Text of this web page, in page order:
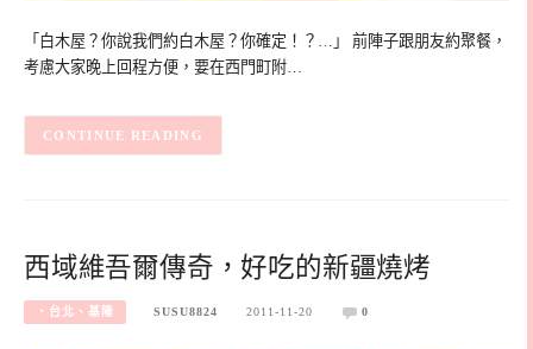
「白木屋？你說我們約白木屋？你確定！？…」 前陣子跟朋友約聚餐，
考慮大家晚上回程方便，要在西門町附…
CONTINUE READING
西域維吾爾傳奇，好吃的新疆燒烤
‧台北、基隆 SUSU8824 2011-11-20 0